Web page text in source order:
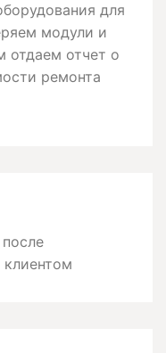
для
модули и
отдаем отчет о
ремонта